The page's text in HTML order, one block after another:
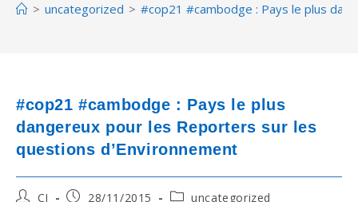
> uncategorized > #cop21 #cambodge : Pays le plus
#cop21 #cambodge : Pays le plus
dangereux pour les Reporters sur les
questions d’Environnement
PostCI
Post28/11/2015
Postuncategorized